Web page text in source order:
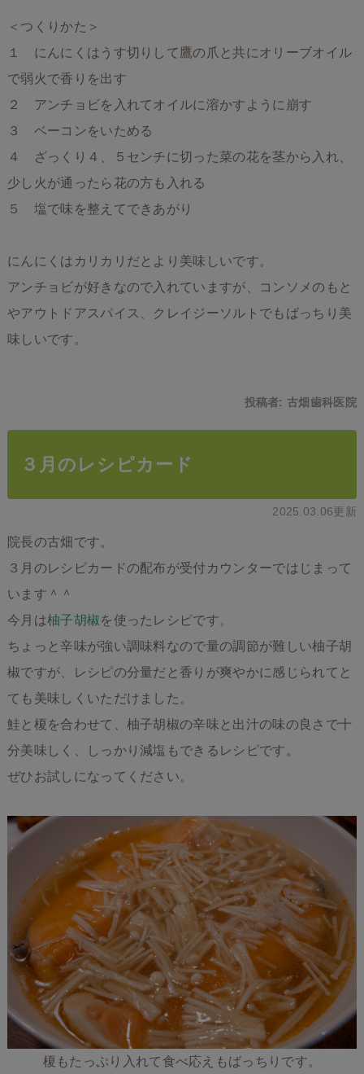
＜つくりかた＞
１ にんにくはうす切りして鷹の爪と共にオリーブオイル
で弱火で香りを出す
２ アンチョビを入れてオイルに溶かすように崩す
３ ベーコンをいためる
４ ざっくり４、５センチに切った菜の花を茎から入れ、
少し火が通ったら花の方も入れる
５ 塩で味を整えてできあがり
にんにくはカリカリだとより美味しいです。
アンチョビが好きなので入れていますが、コンソメのもと
やアウトドアスパイス、クレイジーソルトでもばっちり美
味しいです。
投稿者:古畑歯科医院
３月のレシピカード
2025.03.06更新
院長の古畑です。
３月のレシピカードの配布が受付カウンターではじまって
います＾＾
今月は柚子胡椒を使ったレシピです。
ちょっと辛味が強い調味料なので量の調節が難しい柚子胡
椒ですが、レシピの分量だと香りが爽やかに感じられてと
ても美味しくいただけました。
鮭と榎を合わせて、柚子胡椒の辛味と出汁の味の良さで十
分美味しく、しっかり減塩もできるレシピです。
ぜひお試しになってください。
榎もたっぷり入れて食べ応えもばっちりです。